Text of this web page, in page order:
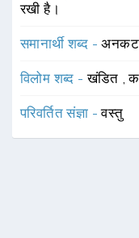
रखी है।
समानार्थी शब्द -
विलोम शब्द -खंडित ,
परिवर्तित संज्ञा -वस्तु